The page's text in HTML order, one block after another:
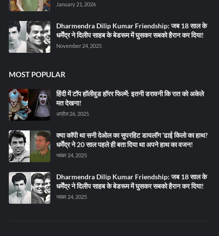
January 21, 2026
Dharmendra Dilip Kumar Friendship: जब 18 साल के
धर्मेंद्र ने दिलीप साहब के बेडरूम में घुसकर सबको हैरान कर दिया!
November 24, 2025
MOST POPULAR
हिंदी में टॉप हॉलीवुड हॉरर फिल्में: इतनी डरावनी कि रात को अकेले
मत देखना!
अप्रैल 26, 2025
क्या कॉपी था सनी देओल का सुपरहिट डायलॉग ‘ढाई किलो का हाथ?
धर्मेंद्र ने 20 साल पहले ही बता दिया था अपने हाथ का वजन!
नवंबर 24, 2025
Dharmendra Dilip Kumar Friendship: जब 18 साल के
धर्मेंद्र ने दिलीप साहब के बेडरूम में घुसकर सबको हैरान कर दिया!
नवंबर 24, 2025